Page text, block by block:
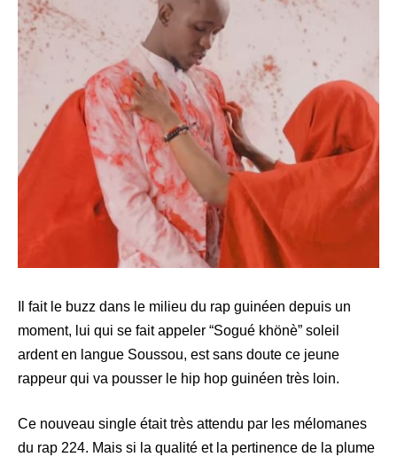
Il fait le buzz dans le milieu du rap guinéen depuis un
moment, lui qui se fait appeler “Sogué khönè” soleil
ardent en langue Soussou, est sans doute ce jeune
rappeur qui va pousser le hip hop guinéen très loin.
Ce nouveau single était très attendu par les mélomanes
du rap 224. Mais si la qualité et la pertinence de la plume